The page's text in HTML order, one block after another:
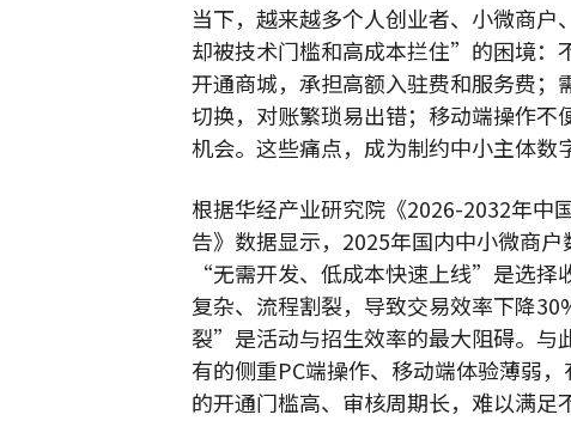
当下，越来越多个人创业者、小微商
却被技术门槛和高成本拦住”的困境：
开通商城，承担高额入驻费和服务费
切换，对账繁琐易出错；移动端操作
机会。这些痛点，成为制约中小主体数
根据华经产业研究院《2026-2032年中
告》数据显示，2025年国内中小微商
“无需开发、低成本快速上线”是选择
复杂、流程割裂，导致交易效率下降
裂”是活动与招生效率的最大阻碍。与
有的侧重PC端操作、移动端体验薄弱
的开通门槛高、审核周期长，难以满足